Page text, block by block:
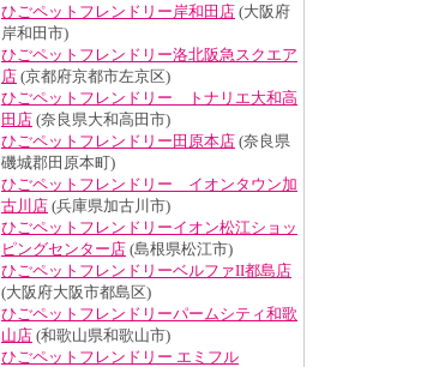
ひごペットフレンドリー岸和田店 (大阪府
岸和田市)
ひごペットフレンドリー洛北阪急スクエア
店 (京都府京都市左京区)
ひごペットフレンドリー トナリエ大和高
田店 (奈良県大和高田市)
ひごペットフレンドリー田原本店 (奈良県
磯城郡田原本町)
ひごペットフレンドリー イオンタウン加
古川店 (兵庫県加古川市)
ひごペットフレンドリーイオン松江ショッ
ピングセンター店 (島根県松江市)
ひごペットフレンドリーベルファII都島店
(大阪府大阪市都島区)
ひごペットフレンドリーパームシティ和歌
山店 (和歌山県和歌山市)
ひごペットフレンドリー エミフル